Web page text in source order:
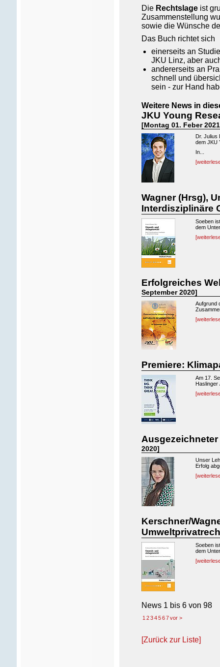
Die Rechtslage ist
Zusammenstellung
sowie die Wünsche
Das Buch richtet sich
einerseits an
JKU Linz, aber
andererseits an
schnell und
sein - zur Hand
Weitere News in
JKU Young
[Montag 01. Feber
Dr. Julius
dem JKU
In...
Wagner (Hrsg),
Interdisziplinäre
Soeben
dem
Erfolgreiches
September 2020]
Aufgrund
Premiere:
Am 17.
Haslinger
2020]
Unser
Erfolg
Kerschner/
Soeben
dem
News 1 bis 6von 98
1 2 3 4 5 6 7 vor >
[Zurück zur Liste]